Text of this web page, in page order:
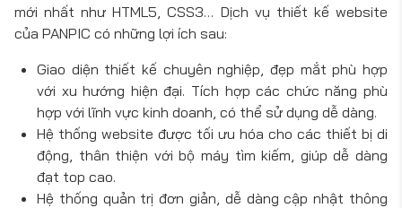
mới nhất như HTML5, CSS3… Dịch vụ thiết kế website
của PANPIC có những lợi ích sau:
Giao diện thiết kế chuyên nghiệp, đẹp mắt phù hợp
với xu hướng hiện đại. Tích hợp các chức năng phù
hợp với lĩnh vực kinh doanh, có thể sử dụng dễ dàng.
Hệ thống website được tối ưu hóa cho các thiết bị di
động, thân thiện với bộ máy tìm kiếm, giúp dễ dàng
đạt top cao.
Hệ thống quản trị đơn giản, dễ dàng cập nhật thông